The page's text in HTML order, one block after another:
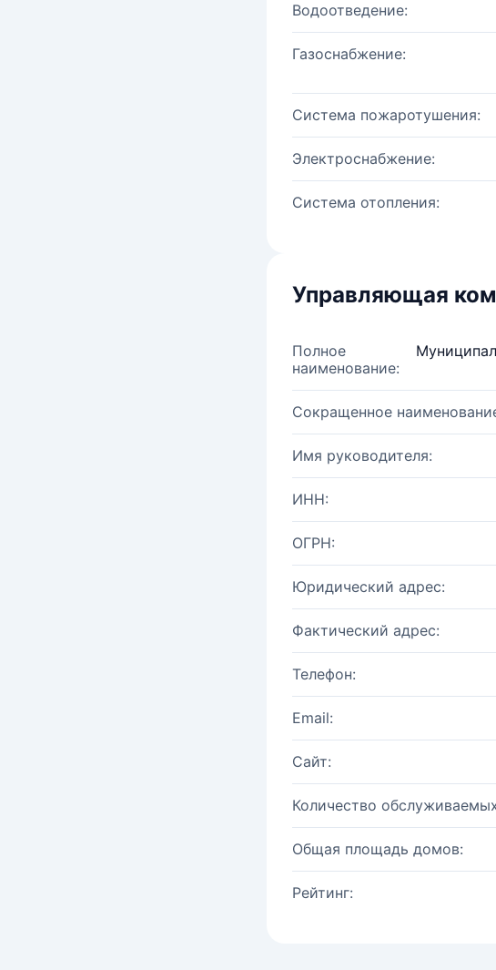
Водоотведение:
Газоснабжение:
Система пожаротушения:
Электроснабжение:
Система отопления:
Управляющая
Полное
наименование:
Сокращенное
Имя руководителя:
ИНН:
ОГРН:
Юридический адрес:
Фактический адрес:
Телефон:
Email:
Сайт:
Количество
Общая площадь домов:
Рейтинг: